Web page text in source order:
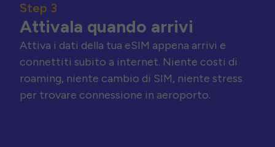
Step 3
Attivala quando arrivi
Attiva i dati della tua eSIM appena arrivi e
connettiti subito a internet. Niente costi di
roaming, niente cambio di SIM, niente stress
per trovare connessione in aeroporto.